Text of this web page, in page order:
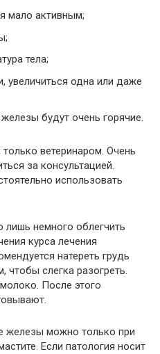
мало активным;
тела;
увеличиться одна или даже
будут очень горячие.
ветеринаром. Очень
за консультацией.
использовать
немного облегчить
курса лечения
натереть грудь
слегка разогреть.
После этого
железы можно только при
Если патология носит